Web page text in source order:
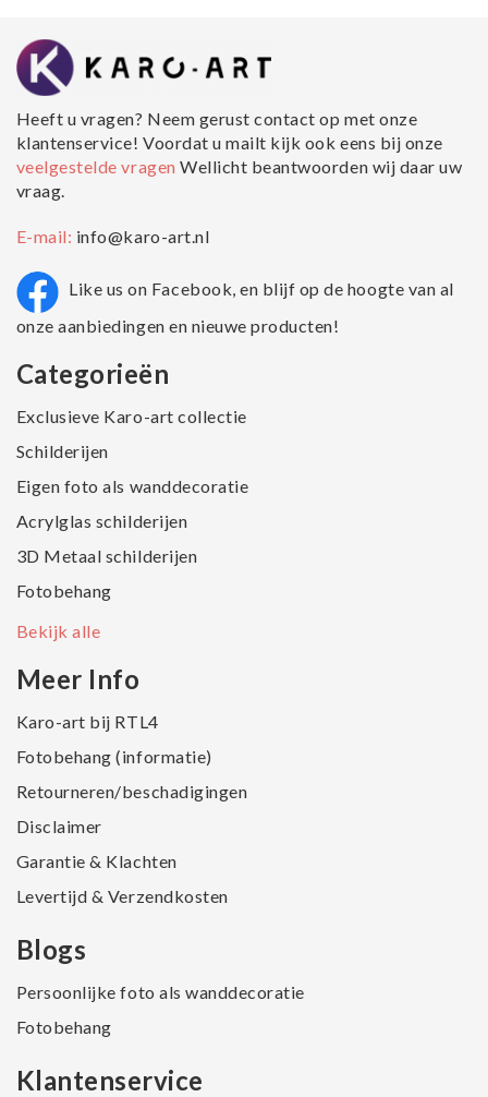
Heeft u vragen? Neem gerust contact op met onze
klantenservice! Voordat u mailt kijk ook eens bij onze
veelgestelde vragenWellicht beantwoorden wij daar uw
vraag.
E-mail: info@karo-art.nl
Like us on Facebook, en blijf op de hoogte van al
onze aanbiedingen en nieuwe producten!
Categorieën
Exclusieve Karo-art collectie
Schilderijen
Eigen foto als wanddecoratie
Acrylglas schilderijen
3D Metaal schilderijen
Fotobehang
Bekijk alle
Meer Info
Karo-art bij RTL4
Fotobehang (informatie)
Retourneren/beschadigingen
Disclaimer
Garantie & Klachten
Levertijd & Verzendkosten
Blogs
Persoonlijke foto als wanddecoratie
Fotobehang
Klantenservice